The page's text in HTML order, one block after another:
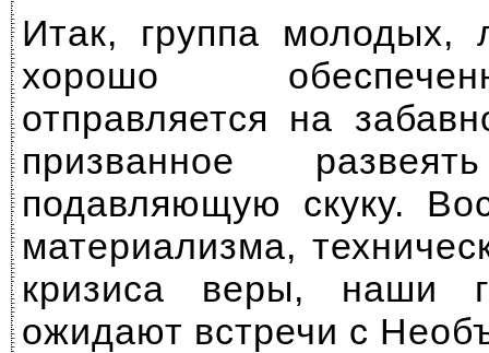
Итак, группа молодых,
хорошо
отправляется на
призванное
подавляющую скуку.
материализма,
кризиса веры, наши
ожидают встречи с